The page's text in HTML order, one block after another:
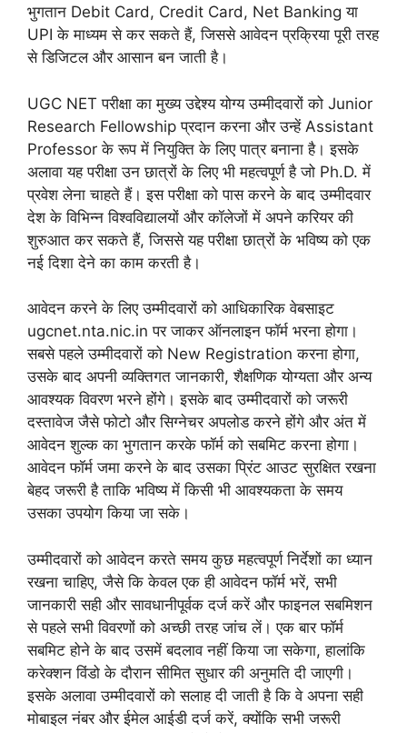
भुगतान Debit Card, Credit Card, Net Banking या
UPI के माध्यम से कर सकते हैं, जिससे आवेदन प्रक्रिया पूरी तरह
से डिजिटल और आसान बन जाती है।
UGC NET परीक्षा का मुख्य उद्देश्य योग्य उम्मीदवारों को Junior
Research Fellowship प्रदान करना और उन्हें Assistant
Professor के रूप में नियुक्ति के लिए पात्र बनाना है। इसके
अलावा यह परीक्षा उन छात्रों के लिए भी महत्वपूर्ण है जो Ph.D. में
प्रवेश लेना चाहते हैं। इस परीक्षा को पास करने के बाद उम्मीदवार
देश के विभिन्न विश्वविद्यालयों और कॉलेजों में अपने करियर की
शुरुआत कर सकते हैं, जिससे यह परीक्षा छात्रों के भविष्य को एक
नई दिशा देने का काम करती है।
आवेदन करने के लिए उम्मीदवारों को आधिकारिक वेबसाइट
ugcnet.nta.nic.in पर जाकर ऑनलाइन फॉर्म भरना होगा।
सबसे पहले उम्मीदवारों को New Registration करना होगा,
उसके बाद अपनी व्यक्तिगत जानकारी, शैक्षणिक योग्यता और अन्य
आवश्यक विवरण भरने होंगे। इसके बाद उम्मीदवारों को जरूरी
दस्तावेज जैसे फोटो और सिग्नेचर अपलोड करने होंगे और अंत में
आवेदन शुल्क का भुगतान करके फॉर्म को सबमिट करना होगा।
आवेदन फॉर्म जमा करने के बाद उसका प्रिंट आउट सुरक्षित रखना
बेहद जरूरी है ताकि भविष्य में किसी भी आवश्यकता के समय
उसका उपयोग किया जा सके।
उम्मीदवारों को आवेदन करते समय कुछ महत्वपूर्ण निर्देशों का ध्यान
रखना चाहिए, जैसे कि केवल एक ही आवेदन फॉर्म भरें, सभी
जानकारी सही और सावधानीपूर्वक दर्ज करें और फाइनल सबमिशन
से पहले सभी विवरणों को अच्छी तरह जांच लें। एक बार फॉर्म
सबमिट होने के बाद उसमें बदलाव नहीं किया जा सकेगा, हालांकि
करेक्शन विंडो के दौरान सीमित सुधार की अनुमति दी जाएगी।
इसके अलावा उम्मीदवारों को सलाह दी जाती है कि वे अपना सही
मोबाइल नंबर और ईमेल आईडी दर्ज करें, क्योंकि सभी जरूरी